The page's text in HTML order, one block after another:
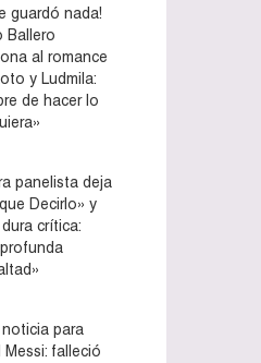
guardó nada!
Ballero
al romance
y Ludmila:
de hacer lo
panelista deja
Decirlo» y
crítica:
noticia para
Messi: falleció